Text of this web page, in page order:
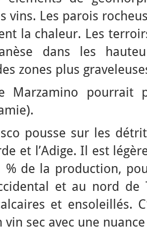
vins. Les parois
la chaleur. Les
dans les
zones plus
Marzamino pourrait
pousse sur les
et l’Adige. Il est
% de la production,
et au nord de
et ensoleillés.
sec avec une